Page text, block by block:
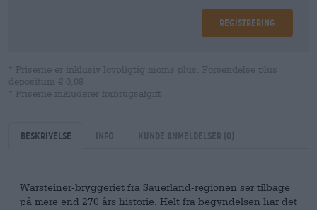
Registrering
* Priserne er inklusiv lovpligtig moms plus. Forsendelse plus
depositum € 0,08
* Priserne inkluderer forbrugsafgift
Beskrivelse Info kunde anmeldelser (0)
Warsteiner-bryggeriet fra Sauerland-regionen ser tilbage
på mere end 270 års historie. Helt fra begyndelsen har det